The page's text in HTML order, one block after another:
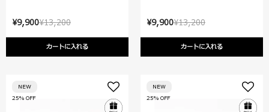
¥13,200
¥9,900
カートに入れる
¥13,200
¥9,900
カートに入れる
25% OFF
NEW
25% OFF
NEW